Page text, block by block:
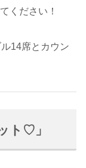
ください！
14席とカウン
ト♡」